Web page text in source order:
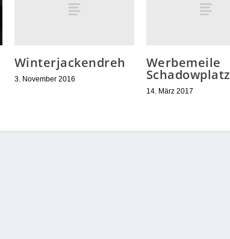
Winterjackendreh
3. November 2016
Werbemeile
Schadowplatz
14. März 2017